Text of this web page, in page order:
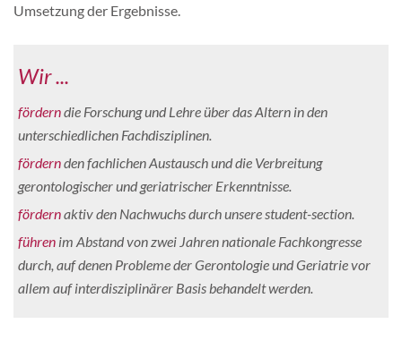
Umsetzung der Ergebnisse.
Wir ...
förderndie Forschung und Lehre über das Altern in den
unterschiedlichen Fachdisziplinen.
fördernden fachlichen Austausch und die Verbreitung
gerontologischer und geriatrischer Erkenntnisse.
fördernaktiv den Nachwuchs durch unsere student-section.
führen im Abstand von zwei Jahren nationale Fachkongresse
durch, auf denen Probleme der Gerontologie und Geriatrie vor
allem auf interdisziplinärer Basis behandelt werden.